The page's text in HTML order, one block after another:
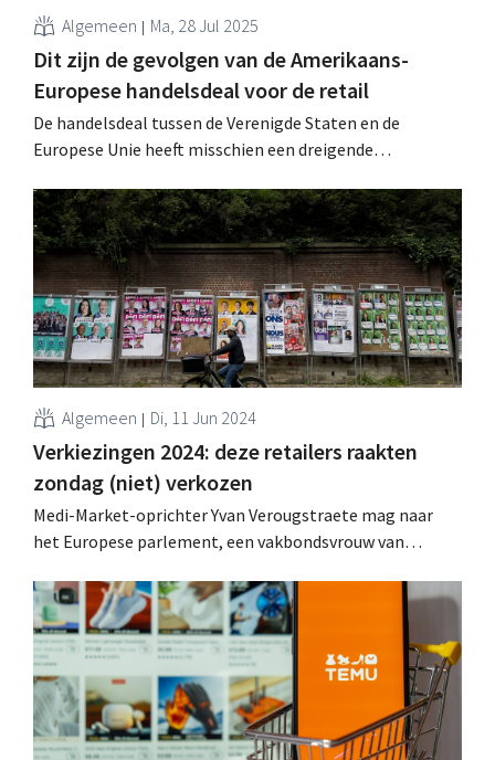
Algemeen Ma, 28 Jul 2025
Dit zijn de gevolgen van de Amerikaans-
Europese handelsdeal voor de retail
De handelsdeal tussen de Verenigde Staten en de
Europese Unie heeft misschien een dreigende
Europese exporteurs. Het akkoord heeft verstrekkende
gevolgen voor sectoren als cosmetica, bier,
luxeartikelen en voeding. .
Algemeen Di, 11 Jun 2024
Verkiezingen 2024: deze retailers raakten
zondag (niet) verkozen
Medi-Market-oprichter Yvan Verougstraete mag naar
het Europese parlement, een vakbondsvrouw van
Ivan Sabbe haalde de kiesdrempel niet: zo deden